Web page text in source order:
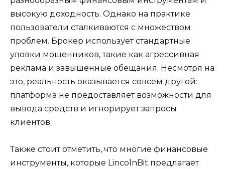
высокую доходность. Однако на практике
пользователи сталкиваются с множеством
проблем. Брокер использует стандартные
уловки мошенников, такие как агрессивная
реклама и завышенные обещания. Несмотря на
это, реальность оказывается совсем другой:
платформа не предоставляет возможности для
вывода средств и игнорирует запросы
клиентов.
Также стоит отметить, что многие финансовые
инструменты, которые LincolnBit предлагает